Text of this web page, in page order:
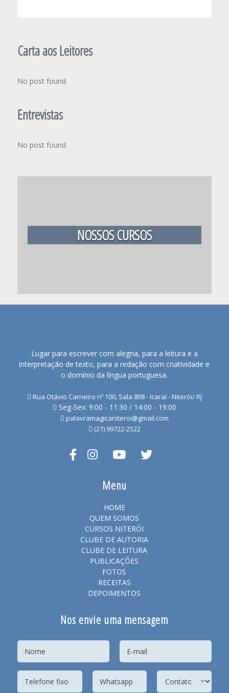
Carta aos Leitores
No post found
Entrevistas
No post found
NOSSOS CURSOS
Lugar para escrever com alegria, para a leitura e a
interpretação de texto, para a redação com criatividade e
o domínio da língua portuguesa.
Rua Otávio Carneiro nº 100, Sala 808 - Icaraí - Niterói/ RJ
Seg-Sex: 9:00 - 11:30 / 14:00 - 19:00
palavramagicaniteroi@gmail.com
(21) 99722-2522
Menu
HOME
QUEM SOMOS
CURSOS NITERÓI
CLUBE DE AUTORIA
CLUBE DE LEITURA
PUBLICAÇÕES
FOTOS
RECEITAS
DEPOIMENTOS
Nos envie uma mensagem